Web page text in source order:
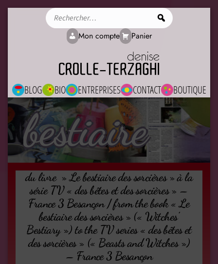
BLOG BIO ENTREPRISES CONTACT BOUTIQUE
Mon compte Panier
bestiaire
du livre » Le bestiaire des sorcières » à la
série TV « des bêtes et des sorcières » –
France 3 Besançon / from the book « Le
bestiaire des sorcières » (« Witches’
Bestiary ») to the TV series « des bêtes et
des sorcières » (« Beasts and Witches »)
– France 3 Besançon